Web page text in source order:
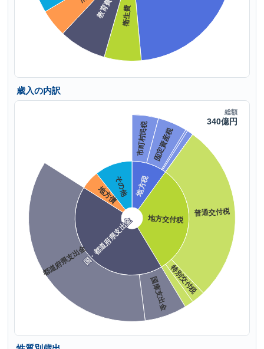
歳入の内訳